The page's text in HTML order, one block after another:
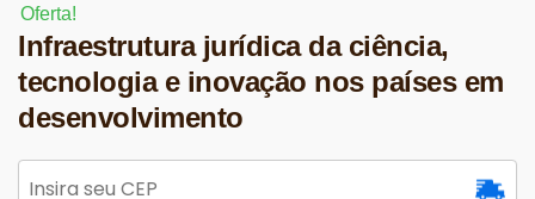
Oferta!
Infraestrutura jurídica da ciência,
tecnologia e inovação nos países em
desenvolvimento